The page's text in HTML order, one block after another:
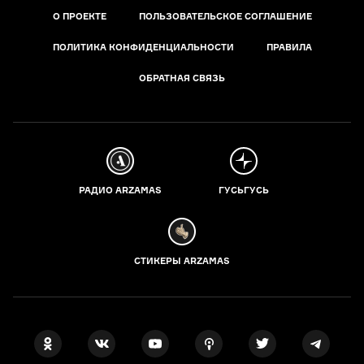
О ПРОЕКТЕ ПОЛЬЗОВАТЕЛЬСКОЕ СОГЛАШЕНИЕ
ПОЛИТИКА КОНФИДЕНЦИАЛЬНОСТИ ПРАВИЛА
ОБРАТНАЯ СВЯЗЬ
РАДИО ARZAMAS ГУСЬГУСЬ
СТИКЕРЫ ARZAMAS